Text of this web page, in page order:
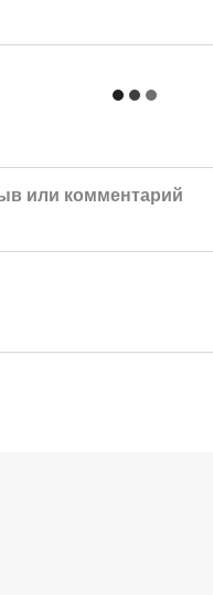
или комментарий